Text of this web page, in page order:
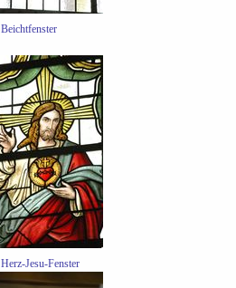
Beichtfenster
Herz-Jesu-Fenster